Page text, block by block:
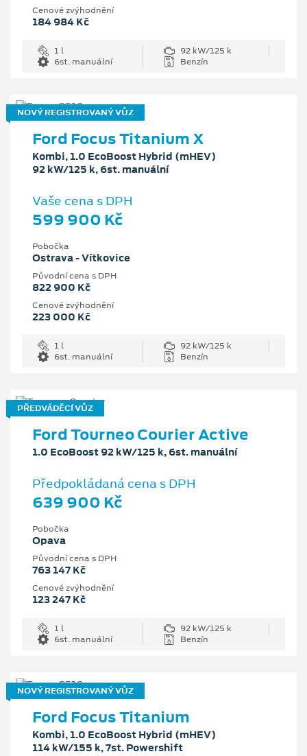
Cenové zvýhodnění
184 984 Kč
1 l
92 kW/125 k
6st. manuální
Benzín
NOVÝ REGISTROVANÝ VŮZ
Ford Focus Titanium X
Kombi, 1.0 EcoBoost Hybrid (mHEV)
92 kW/125 k, 6st. manuální
Vaše cena s DPH
599 900 Kč
Pobočka
Ostrava - Vítkovice
Původní cena s DPH
822 900 Kč
Cenové zvýhodnění
223 000 Kč
1 l
92 kW/125 k
6st. manuální
Benzín
PŘEDVÁDĚCÍ VŮZ
Ford Tourneo Courier Active
1.0 EcoBoost 92 kW/125 k, 6st. manuální
Předpokládaná cena s DPH
639 900 Kč
Pobočka
Opava
Původní cena s DPH
763 147 Kč
Cenové zvýhodnění
123 247 Kč
1 l
92 kW/125 k
6st. manuální
Benzín
NOVÝ REGISTROVANÝ VŮZ
Ford Focus Titanium
Kombi, 1.0 EcoBoost Hybrid (mHEV)
114 kW/155 k, 7st. Powershift